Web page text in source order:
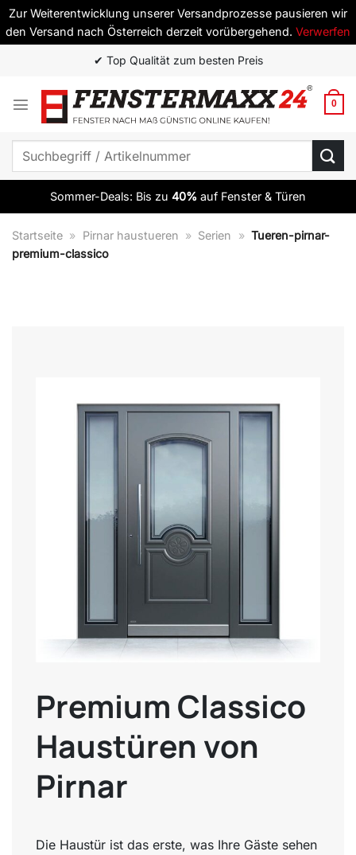
Zur Weiterentwicklung unserer Versandprozesse pausieren wir
den Versand nach Österreich derzeit vorübergehend. Verwerfen
springen
✔ Top Qualität zum besten Preis
0
Suchen
Sommer-Deals: Bis zu 40% auf Fenster & Türen
Startseite » Pirnar haustueren » Serien » Tueren-pirnar-
premium-classico
Premium Classico
Haustüren von
Pirnar
Die Haustür ist das erste, was Ihre Gäste sehen